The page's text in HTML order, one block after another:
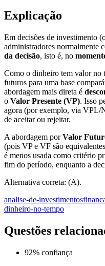
Explicação
Em decisões de investimento
administradores normalmente
da decisão, isto é, no
Como o dinheiro tem valor no
futuros para uma base
abordagem mais direta é
o Valor Presente (VP). Isso
agora (por exemplo, via VPL/
de aceitar ou rejeitar.
A abordagem porValor
(pois VP e VF são
é menos usada como critério
fim do período, enquanto a
Alternativa correta: (A).
analise-de-investimentos
dinheiro-no-tempo
Questões
92% confiança